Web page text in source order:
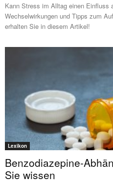
Kann Stress im Alltag einen Einfluss
Wechselwirkungen und Tipps zum
erhalten Sie in diesem Artikel!
Lexikon
Benzodiazepine-
Sie wissen